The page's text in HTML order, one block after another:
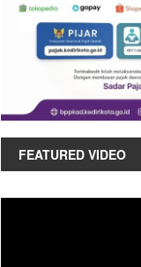
FEATURED VIDEO